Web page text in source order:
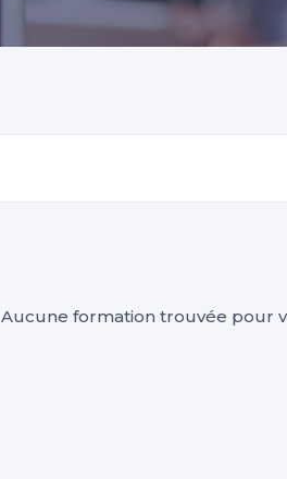
Aucune formation trouvée pour